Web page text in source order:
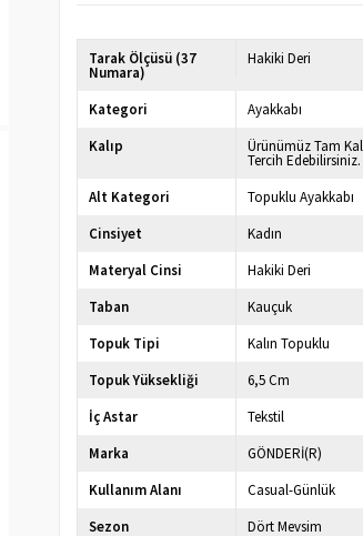
Tarak Ölçüsü (37
Numara)
Hakiki Deri
Kategori
Ayakkabı
Kalıp
Ürünümüz Tam
Tercih Edebilirsiniz.
Alt Kategori
Topuklu Ayakkabı
Cinsiyet
Kadın
Materyal Cinsi
Hakiki Deri
Taban
Kauçuk
Topuk Tipi
Kalın Topuklu
Topuk Yüksekliği
6,5 Cm
İç Astar
Tekstil
Marka
GÖNDERİ(R)
Kullanım Alanı
Casual-Günlük
Sezon
Dört Mevsim